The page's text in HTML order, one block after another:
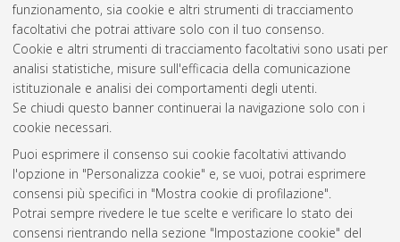
funzionamento, sia cookie e altri strumenti di tracciamento
facoltativi che potrai attivare solo con il tuo consenso.
Cookie e altri strumenti di tracciamento facoltativi sono usati per
analisi statistiche, misure sull'efficacia della comunicazione
istituzionale e analisi dei comportamenti degli utenti.
Se chiudi questo banner continuerai la navigazione solo con i
cookie necessari.
Puoi esprimere il consenso sui cookie facoltativi attivando
l'opzione in "Personalizza cookie" e, se vuoi, potrai esprimere
consensi più specifici in "Mostra cookie di profilazione".
Potrai sempre rivedere le tue scelte e verificare lo stato dei
consensi rientrando nella sezione "Impostazione cookie" del
Gestione del documento:
Atom
Rss 1.0
Rss 2.0